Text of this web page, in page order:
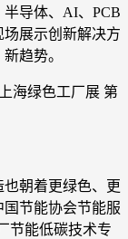
导体、AI、PCB
展示创新解决方
趋势。
朝着更绿色、更
节能协会节能服
节能低碳技术专